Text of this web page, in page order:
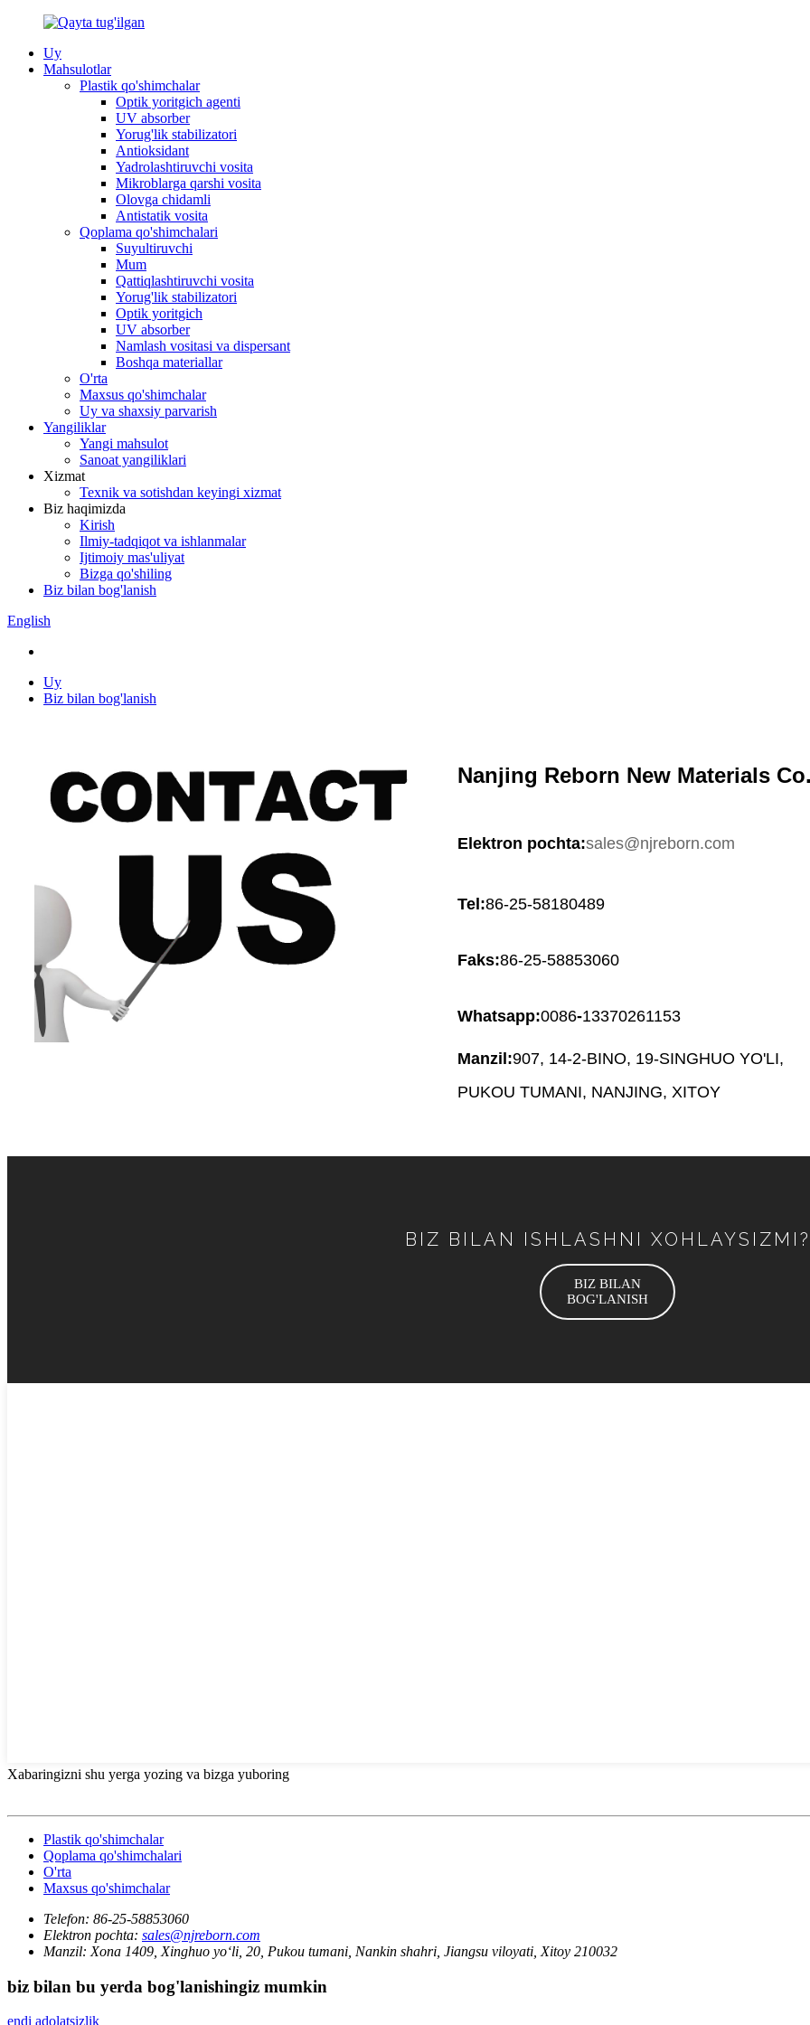
Uy
Mahsulotlar
Plastik qo'shimchalar
Optik yoritgich agenti
UV absorber
Yorug'lik stabilizatori
Antioksidant
Yadrolashtiruvchi vosita
Mikroblarga qarshi vosita
Olovga chidamli
Antistatik vosita
Qoplama qo'shimchalari
Suyultiruvchi
Mum
Qattiqlashtiruvchi vosita
Yorug'lik stabilizatori
Optik yoritgich
UV absorber
Namlash vositasi va dispersant
Boshqa materiallar
O'rta
Maxsus qo'shimchalar
Uy va shaxsiy parvarish
Yangiliklar
Yangi mahsulot
Sanoat yangiliklari
Xizmat
Texnik va sotishdan keyingi xizmat
Biz haqimizda
Kirish
Ilmiy-tadqiqot va ishlanmalar
Ijtimoiy mas'uliyat
Bizga qo'shiling
Biz bilan bog'lanish
English
Uy
Biz bilan bog'lanish
Nanjing Reborn New Materials
Elektron pochta:sales@njreborn.com
Tel:86-25-58180489
Faks:86-25-58853060
Whatsapp:0086-13370261153
Manzil:907, 14-2-BINO, 19-SINGHUO YO'LI,
PUKOU TUMANI, NANJING, XITOY
BIZ BILAN ISHLASHNI XOHLAYSIZMI?
BIZ BILAN
BOG'LANISH
Xabaringizni shu yerga yozing va bizga yuboring
Plastik qo'shimchalar
Qoplama qo'shimchalari
O'rta
Maxsus qo'shimchalar
Telefon: 86-25-58853060
Elektron pochta: sales@njreborn.com
Manzil: Xona 1409, Xinghuo yo‘li, 20, Pukou tumani, Nankin shahri, Jiangsu viloyati, Xitoy 210032
biz bilan bu yerda bog'lanishingiz mumkin
endi adolatsizlik